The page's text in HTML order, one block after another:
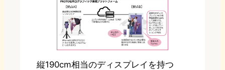
縦190cm相当のディスプレイを持つ